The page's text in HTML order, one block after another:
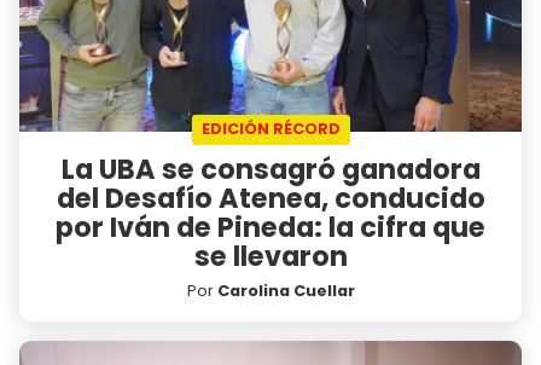
EDICIÓN RÉCORD
La UBA se consagró ganadora
del Desafío Atenea, conducido
por Iván de Pineda: la cifra que
se llevaron
Por Carolina Cuellar